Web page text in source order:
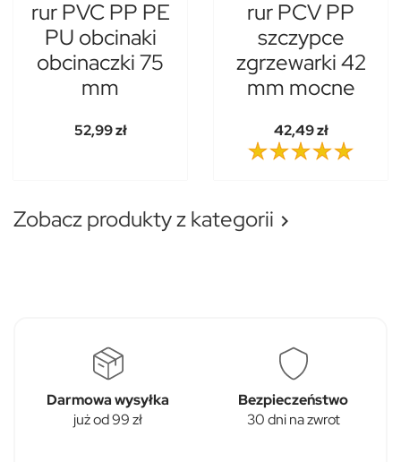
rur PVC PP PE
PU obcinaki
obcinaczki 75
mm
52,99 zł
rur PCV PP
szczypce
zgrzewarki 42
mm mocne
42,49 zł
Zobacz produkty z kategorii 
Darmowa wysyłka
już od 99 zł
Bezpieczeństwo
30 dni na zwrot